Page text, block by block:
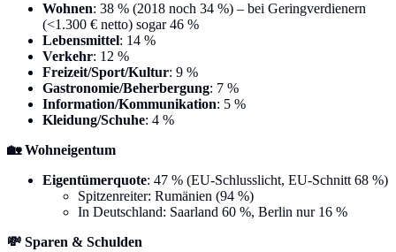
Wohnen: 38 % (2018 noch 34 %) – bei Geringverdienern
(<1.300 € netto) sogar 46 %
Lebensmittel: 14 %
Verkehr: 12 %
Freizeit/Sport/Kultur: 9 %
Gastronomie/Beherbergung: 7 %
Information/Kommunikation: 5 %
Kleidung/Schuhe: 4 %
🏡 Wohneigentum
Eigentümerquote: 47 % (EU-Schlusslicht, EU-Schnitt 68 %)
Spitzenreiter: Rumänien (94 %)
In Deutschland: Saarland 60 %, Berlin nur 16 %
💸 Sparen & Schulden